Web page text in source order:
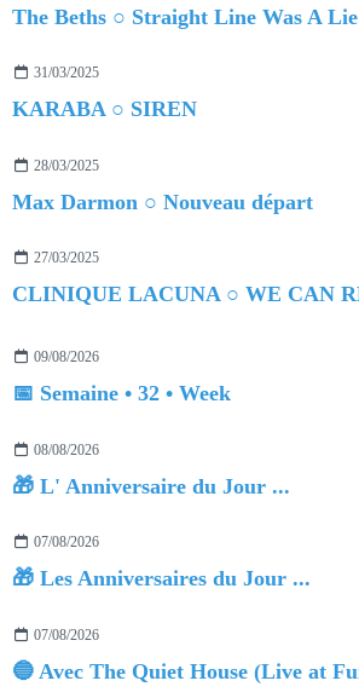
The Beths ○ Straight Line Was A Lie
31/03/2025
KARABA ○ SIREN
28/03/2025
Max Darmon ○ Nouveau départ
27/03/2025
09/08/2026
📅 Semaine • 32 • Week
08/08/2026
🎁 L' Anniversaire du Jour ...
07/08/2026
🎁 Les Anniversaires du Jour ...
07/08/2026